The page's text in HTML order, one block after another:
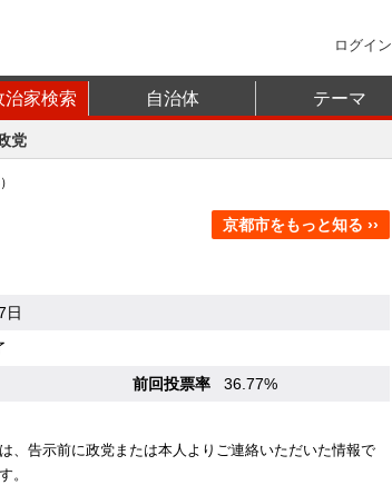
ログイン
治家検索 自治体 テーマ
党
京都市をもっと知る ››
日
前回投票率
36.77%
、告示前に政党または本人よりご連絡いただいた情報で
。